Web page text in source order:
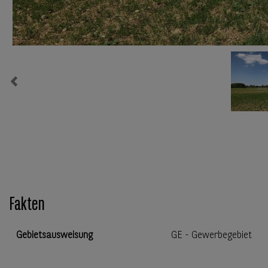
Previous
Fakten
Gebietsausweisung GE - Gewerbegebiet